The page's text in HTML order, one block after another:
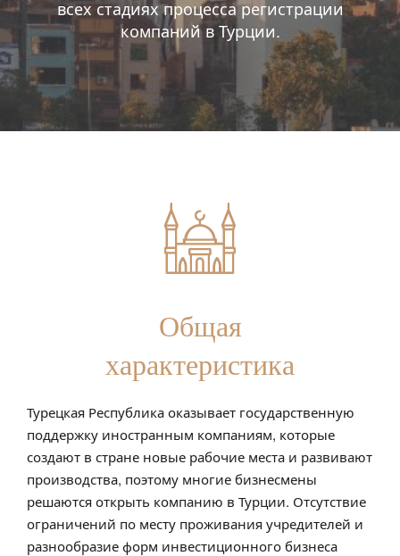
всех стадиях процесса регистрации
компаний в Турции.
Общая
характеристика
Турецкая Республика оказывает государственную
поддержку иностранным компаниям, которые
создают в стране новые рабочие места и развивают
производства, поэтому многие бизнесмены
решаются открыть компанию в Турции. Отсутствие
ограничений по месту проживания учредителей и
разнообразие форм инвестиционного бизнеса